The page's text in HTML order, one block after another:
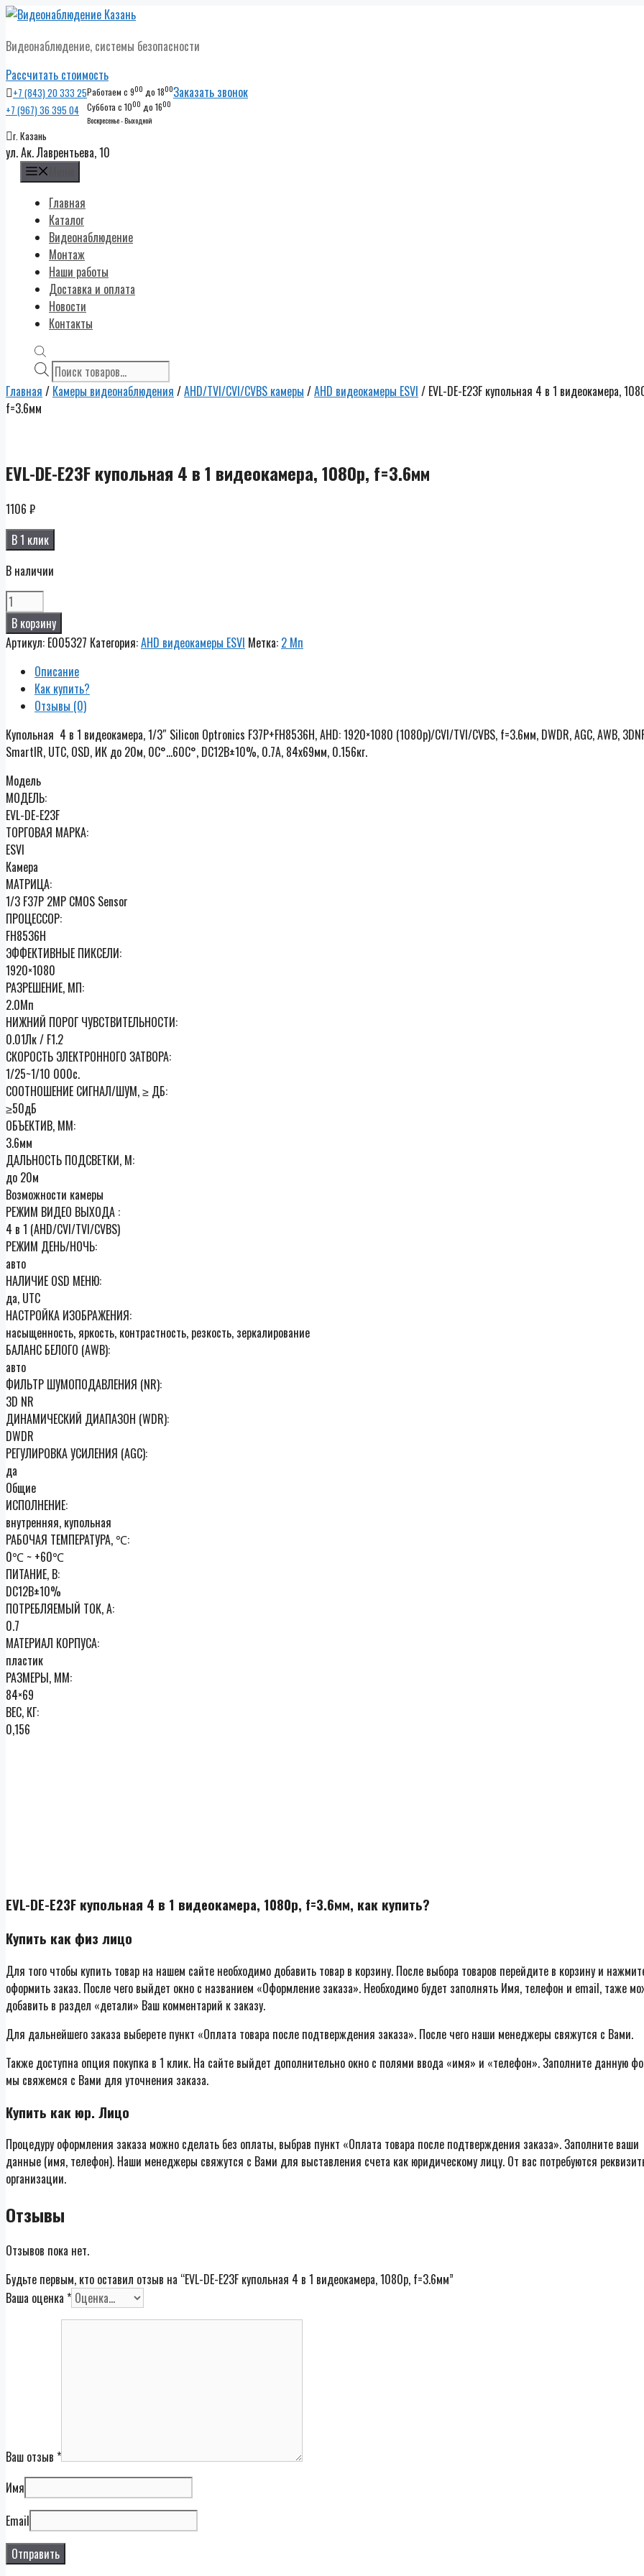
Перейти
содержимому
Видеонаблюдение, системы безопасности
Рассчитать стоимость
+7 (843) 20 333 25
+7 (967) 36 395 04
Работаем с 900 до 1800
Суббота с 1000 до 1600
Воскресенье - Выходной
Заказать звонок
г. Казань
ул. Ак. Лаврентьева, 10
Главная
Каталог
Видеонаблюдение
Монтаж
Наши работы
Доставка и оплата
Новости
Контакты
Поиск
товаров
Главная / Камеры видеонаблюдения /AHD/TVI/CVI/CVBS камеры /AHD видеокамеры ESVI / EVL-DE-E23F купольная 4 в 1 видеокамера,
f=3.6мм
EVL-DE-E23F купольная 4 в 1 видеокамера, 1080p, f=3.6мм
1106 ₽
В 1 клик
В наличии
Количество
EVL-
DE-
E23F
купольная
видеокамера,
1080p,
В корзину
Артикул: E005327 Категория:AHD видеокамеры ESVI Метка: 2 Мп
Описание
Как купить?
Отзывы (0)
Купольная 4 в 1 видеокамера, 1/3″ Silicon Optronics F37P+FH8536H, AHD: 1920×1080 (1080p)/CVI/TVI/CVBS, f=3.6мм, DWDR, AGC, AWB,
SmartIR, UTC, OSD, ИК до 20м, 0C°…60C°, DC12В±10%, 0.7А, 84х69мм, 0.156кг.
Модель
МОДЕЛЬ:
EVL-DE-E23F
ТОРГОВАЯ МАРКА:
ESVI
Камера
МАТРИЦА:
1/3 F37P 2MP CMOS Sensor
ПРОЦЕССОР:
FH8536H
ЭФФЕКТИВНЫЕ ПИКСЕЛИ:
1920×1080
РАЗРЕШЕНИЕ, МП:
2.0Мп
НИЖНИЙ ПОРОГ ЧУВСТВИТЕЛЬНОСТИ:
0.01Лк / F1.2
СКОРОСТЬ ЭЛЕКТРОННОГО ЗАТВОРА:
1/25~1/10 000с.
СООТНОШЕНИЕ СИГНАЛ/ШУМ, ≥ ДБ:
≥50дБ
ОБЪЕКТИВ, ММ:
3.6мм
ДАЛЬНОСТЬ ПОДСВЕТКИ, М:
до 20м
Возможности камеры
РЕЖИМ ВИДЕО ВЫХОДА :
4 в 1 (AHD/CVI/TVI/CVBS)
РЕЖИМ ДЕНЬ/НОЧЬ:
авто
НАЛИЧИЕ OSD МЕНЮ:
да, UTC
НАСТРОЙКА ИЗОБРАЖЕНИЯ:
насыщенность, яркость, контрастность, резкость, зеркалирование
БАЛАНС БЕЛОГО (AWB):
авто
ФИЛЬТР ШУМОПОДАВЛЕНИЯ (NR):
3D NR
ДИНАМИЧЕСКИЙ ДИАПАЗОН (WDR):
DWDR
РЕГУЛИРОВКА УСИЛЕНИЯ (AGC):
да
Общие
ИСПОЛНЕНИЕ:
внутренняя, купольная
РАБОЧАЯ ТЕМПЕРАТУРА, ℃:
0℃ ~ +60℃
ПИТАНИЕ, В:
DC12В±10%
ПОТРЕБЛЯЕМЫЙ ТОК, А:
0.7
МАТЕРИАЛ КОРПУСА:
пластик
РАЗМЕРЫ, ММ:
84×69
ВЕС, КГ:
0,156
EVL-DE-E23F купольная 4 в 1 видеокамера, 1080p, f=3.6мм, как купить?
Купить как физ лицо
Для того чтобы купить товар на нашем сайте необходимо добавить товар в корзину. После выбора товаров перейдите в корзину и
оформить заказ. После чего выйдет окно с названием «Оформление заказа». Необходимо будет заполнять Имя, телефон и email, таже
добавить в раздел «детали» Ваш комментарий к заказу.
Для дальнейшего заказа выберете пункт «Оплата товара после подтверждения заказа». После чего наши менеджеры свяжутся с Вами.
Также доступна опция покупка в 1 клик. На сайте выйдет дополнительно окно с полями ввода «имя» и «телефон». Заполните данную
мы свяжемся с Вами для уточнения заказа.
Купить как юр. Лицо
Процедуру оформления заказа можно сделать без оплаты, выбрав пункт «Оплата товара после подтверждения заказа». Заполните ваши
данные (имя, телефон). Наши менеджеры свяжутся с Вами для выставления счета как юридическому лицу. От вас потребуются
организации.
Отзывы
Отзывов пока нет.
Будьте первым, кто оставил отзыв на “EVL-DE-E23F купольная 4 в 1 видеокамера, 1080p, f=3.6мм”
Ваша оценка *
Ваш отзыв *
Имя
Email